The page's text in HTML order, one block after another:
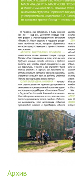
Архив